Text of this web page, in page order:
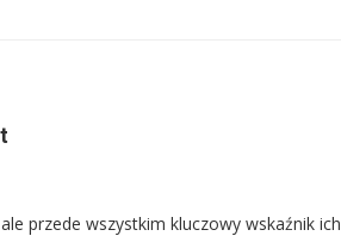
przede wszystkim kluczowy wskaźnik ich